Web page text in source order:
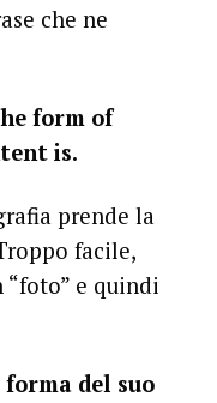
che ne
form of
is.
prende la
facile,
“foto” e quindi
del suo